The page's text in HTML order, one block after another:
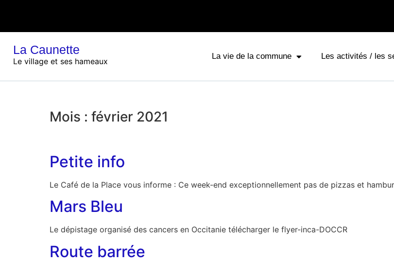
La Caunette
Le village et ses hameaux
La vie de la commune Les activités / les
Mois : février 2021
Petite info
Le Café de la Place vous informe : Ce week-end exceptionnellement pas de pizzas et
Mars Bleu
Le dépistage organisé des cancers en Occitanie télécharger le flyer-inca-DOCCR
Route barrée